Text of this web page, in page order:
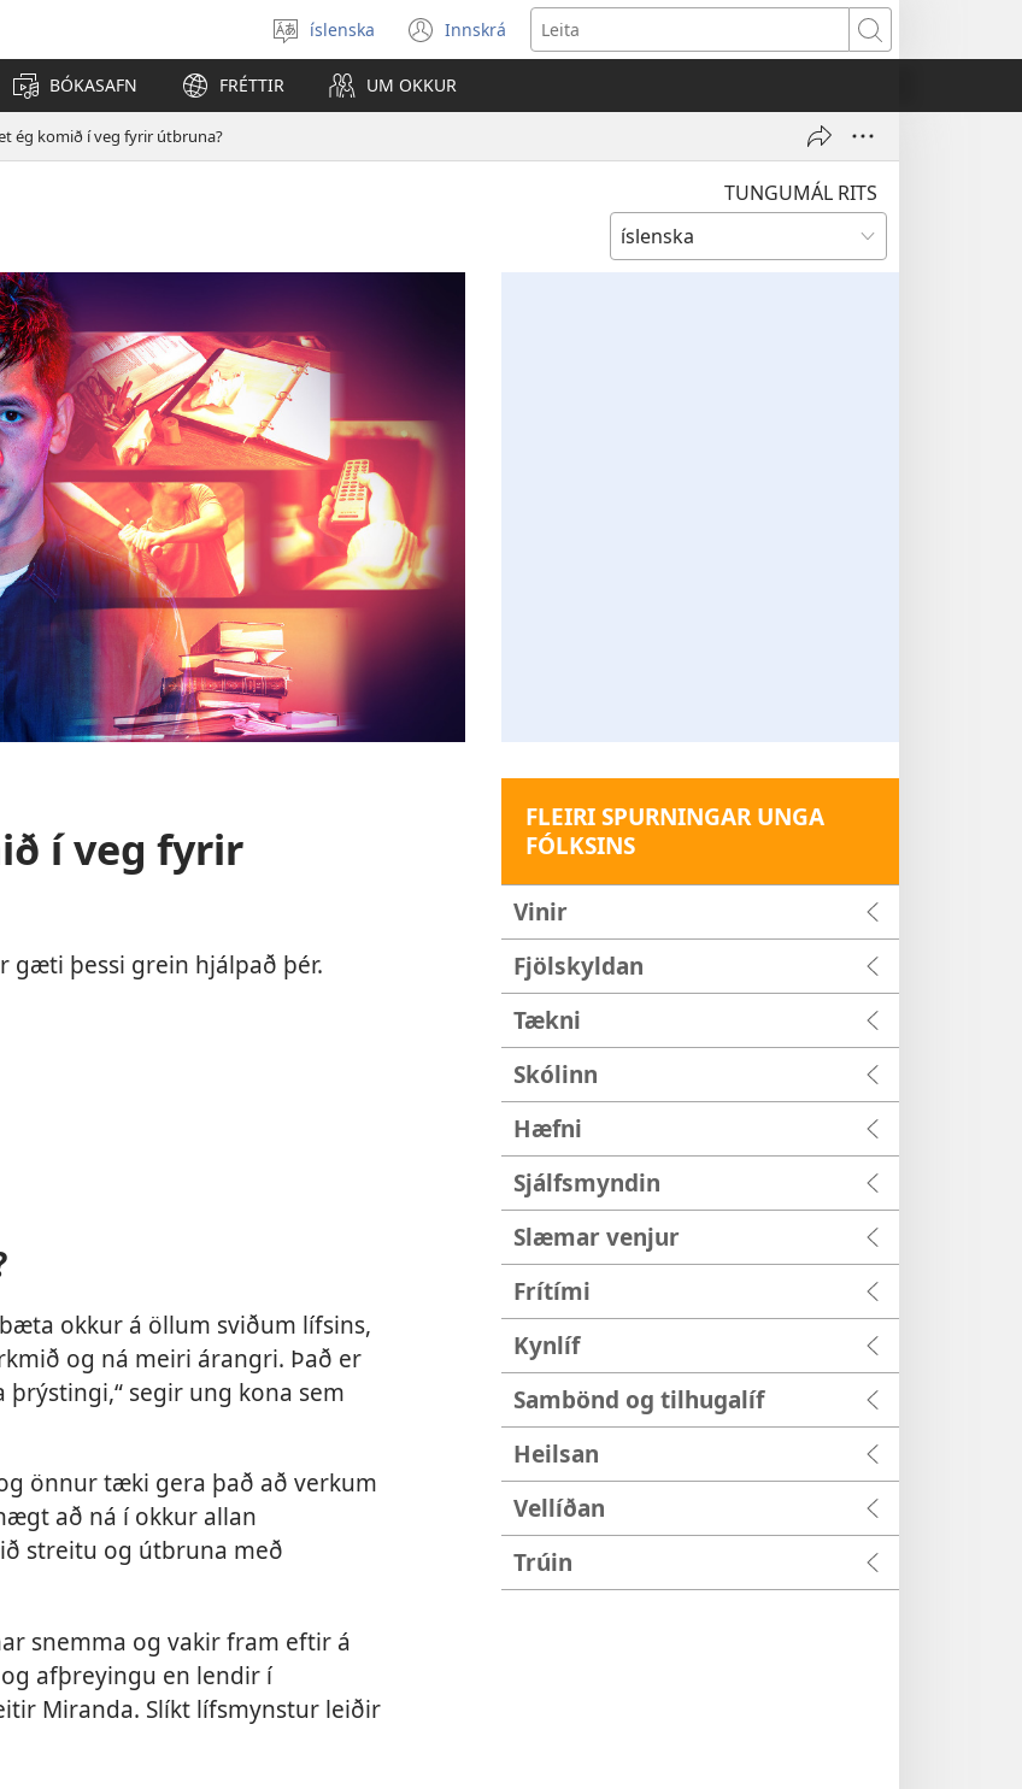
Veldu
tungumál
íslenska Innskrá
(opnast
í
glugga)
Leita
BÓKASAFN FRÉTTIR UM OKKUR
ég komið í veg fyrir útbruna?
TUNGUMÁL RITS
í veg fyrir
gæti þessi grein hjálpað þér.
okkur á öllum sviðum lífsins,
og ná meiri árangri. Það er
segir ung kona sem
önnur tæki gera það að verkum
að ná í okkur allan
streitu og útbruna með
snemma og vakir fram eftir á
afþreyingu en lendir í
Miranda. Slíkt lífsmynstur leiðir
FLEIRI SPURNINGAR UNGA
FÓLKSINS
Vinir
Fjölskyldan
Tækni
Skólinn
Hæfni
Sjálfsmyndin
Slæmar venjur
Frítími
Kynlíf
Sambönd og tilhugalíf
Heilsan
Vellíðan
Trúin